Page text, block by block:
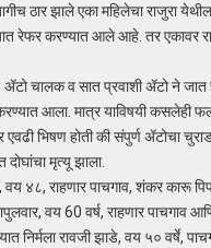
ठार झाले एका महिलेचा राजुरा
रेफर करण्यात आले आहे. तर एकावर
व सात प्रवाशी ॲटो ने जात
आला. मात्र याविषयी
भिषण होती की संपुर्ण ॲटोचा
मृत्यू झाला.
४८, राहणार पाचगाव, शंकर कारू
वय 60 वर्ष, राहणार
निर्मला रावजी झाडे, वय ५०